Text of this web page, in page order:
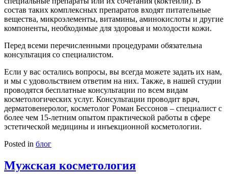
состав таких комплексных препаратов входят питательные
вещества, микроэлементы, витамины, аминокислоты и другие
компоненты, необходимые для здоровья и молодости кожи.
Перед всеми перечисленными процедурами обязательна
консультация со специалистом.
Если у вас остались вопросы, вы всегда можете задать их нам,
и мы с удовольствием ответим на них. Также, в нашей студии
проводятся бесплатные консультации по всем видам
косметологических услуг. Консультации проводит врач,
дерматовенеролог, косметолог Роман Бессонов – специалист с
более чем 15-летним опытом практической работы в сфере
эстетической медицины и инъекционной косметологии.
Posted in блог
Мужская косметология